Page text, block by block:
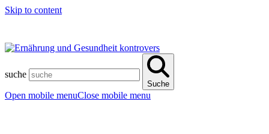
Skip to content
suche
Suche
Open mobile menuClose mobile menu